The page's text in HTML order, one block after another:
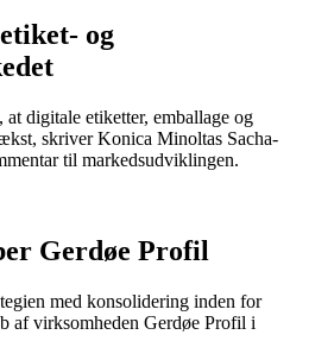
og
at digitale etiketter, emballage og
skriver Konica Minoltas Sacha-
til markedsudviklingen.
Gerdøe Profil
med konsolidering inden for
af virksomheden Gerdøe Profil i